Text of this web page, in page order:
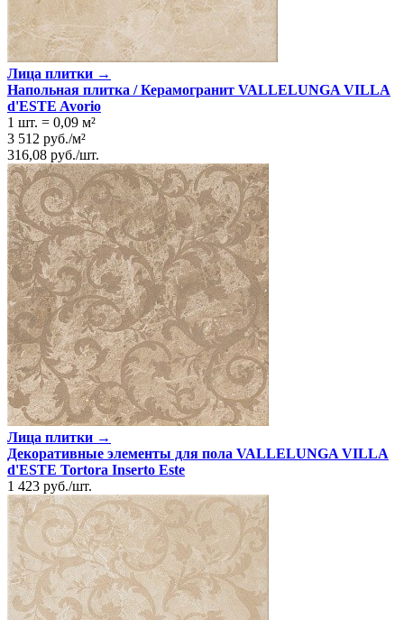
Лица плитки →
Напольная плитка / Керамогранит VALLELUNGA VILLA
d'ESTE Avorio
1 шт. = 0,09 м²
3 512 руб./м²
316,08 руб./шт.
Лица плитки →
Декоративные элементы для пола VALLELUNGA VILLA
d'ESTE Tortora Inserto Este
1 423 руб./шт.